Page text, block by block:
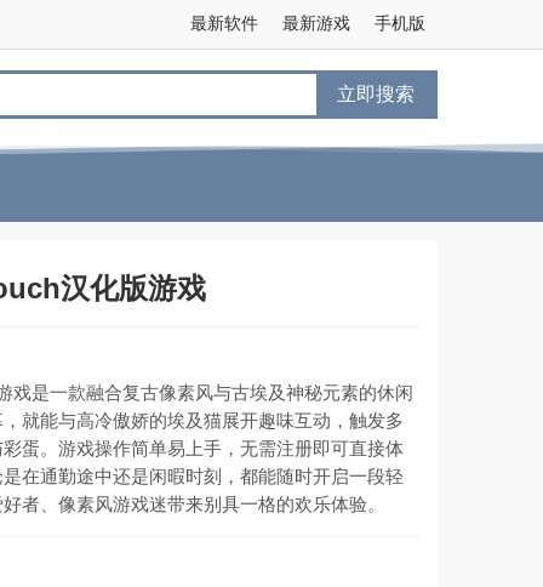
手机版
最新游戏
最新软件
立即搜索
汉化版游戏
戏是一款融合复古像素风与古埃及神秘元素的休闲
就能与高冷傲娇的埃及猫展开趣味互动，触发多
蛋。游戏操作简单易上手，无需注册即可直接体
在通勤途中还是闲暇时刻，都能随时开启一段轻
者、像素风游戏迷带来别具一格的欢乐体验。